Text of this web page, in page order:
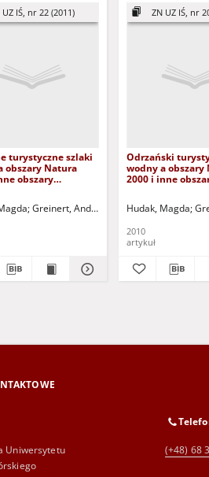
UZ IŚ, nr 22 (2011)
turystyczne szlaki
obszary Natura
obszary
2000 areas and
Greinert, Andrzej - red.
ZN UZ IŚ, nr
Odrzański
wodny a obszary
2000 i inne
waterway and
areas of
lubuskie region
Hudak, Magda
2010
artykuł
Uniwersytetu
(+48) 68